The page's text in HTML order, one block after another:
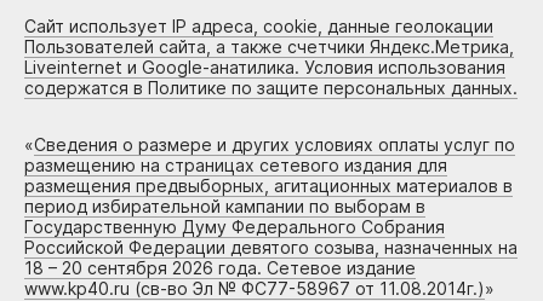
Сайт использует IP адреса, cookie, данные геолокации
Пользователей сайта, а также счетчики Яндекс.Метрика,
Liveinternet и Google-анатилика. Условия использования
содержатся в Политике по защите персональных данных.
«Сведения о размере и других условиях оплаты услуг по
размещению на страницах сетевого издания для
размещения предвыборных, агитационных материалов в
период избирательной кампании по выборам в
Государственную Думу Федерального Собрания
Российской Федерации девятого созыва, назначенных на
18 – 20 сентября 2026 года. Сетевое издание
www.kp40.ru (св-во Эл № ФС77-58967 от 11.08.2014г.)»